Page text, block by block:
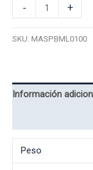
-
Manga
cantidad
+
SKU: MASPBML0100
Información
Peso